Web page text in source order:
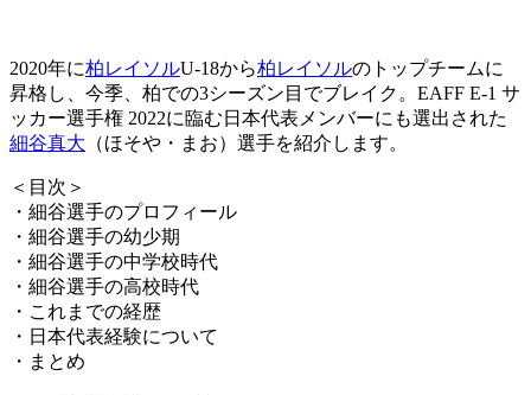
2020年に柏レイソルU-18から柏レイソルのトップチームに
昇格し、今季、柏での3シーズン目でブレイク。EAFF E-1 サ
ッカー選手権 2022に臨む日本代表メンバーにも選出された
細谷真大 （ほそや・まお）選手を紹介します。
＜目次＞
・細谷選手のプロフィール
・細谷選手の幼少期
・細谷選手の中学校時代
・細谷選手の高校時代
・これまでの経歴
・日本代表経験について
・まとめ